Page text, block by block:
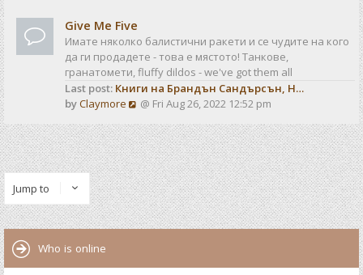
tt
e
s
t
p
o
s
t
w
t
h
e
l
a
t
e
s
t
p
o
s
t
Give Me Five
Имате няколко балистични ракети и се чудите на кого
да ги продадете - това е мястото! Танкове,
гранатомети, fluffy dildos - we've got them all
Last post: Книги на Брандън Сандърсън, Н…
byClaymore
V
e
w
t
h
e
l
a
s
@ Fri Aug 26, 2022 12:52 pm
Jump to
Who is online